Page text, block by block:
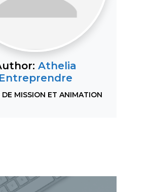
Athelia
Entreprendre
DE MISSION ET ANIMATION